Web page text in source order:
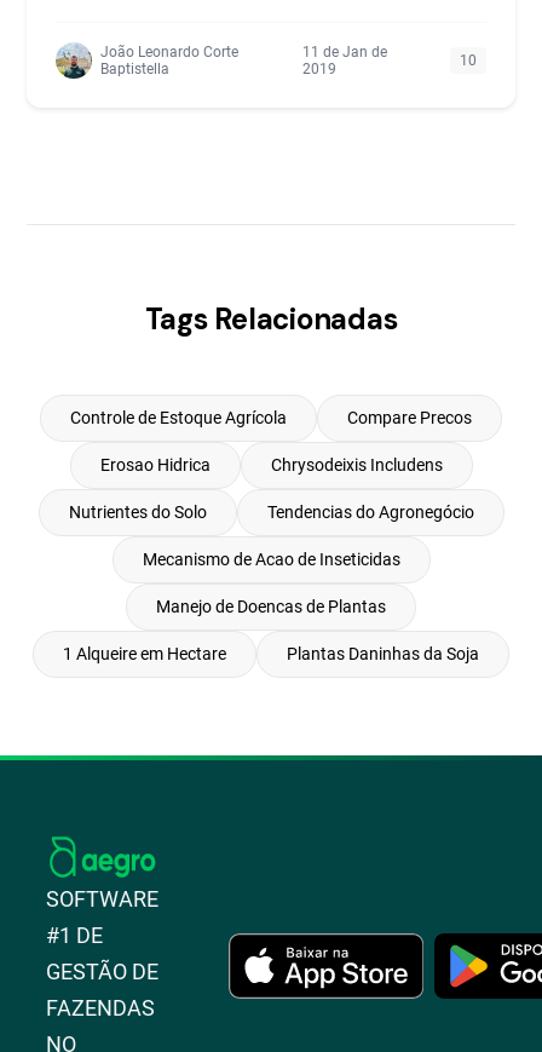
João Leonardo Corte
Baptistella
11 de Jan de
2019
10
Tags Relacionadas
Controle de Estoque Agrícola Compare Precos
Erosao Hidrica Chrysodeixis Includens
Nutrientes do Solo Tendencias do Agronegócio
Mecanismo de Acao de Inseticidas
Manejo de Doencas de Plantas
1 Alqueire em Hectare Plantas Daninhas da Soja
SOFTWARE
#1 DE
GESTÃO DE
FAZENDAS
NO